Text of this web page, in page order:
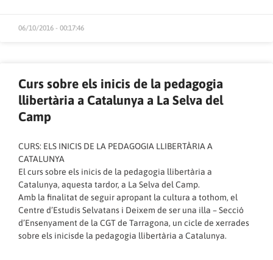
06/10/2016 - 00:17:46
Curs sobre els inicis de la pedagogia
llibertària a Catalunya a La Selva del
Camp
CURS: ELS INICIS DE LA PEDAGOGIA LLIBERTÀRIA A
CATALUNYA
El curs sobre els inicis de la pedagogia llibertària a
Catalunya, aquesta tardor, a La Selva del Camp.
Amb la finalitat de seguir apropant la cultura a tothom, el
Centre d’Estudis Selvatans i Deixem de ser una illa – Secció
d’Ensenyament de la CGT de Tarragona, un cicle de xerrades
sobre els inicisde la pedagogia llibertària a Catalunya.